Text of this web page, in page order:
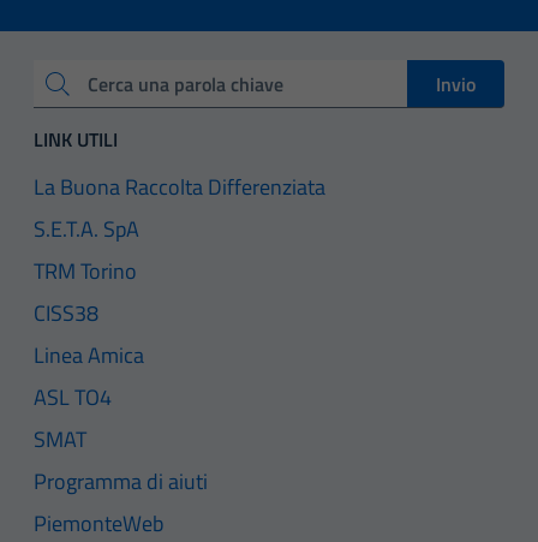
Cerca una parola chiave
Invio
LINK UTILI
La Buona Raccolta Differenziata
S.E.T.A. SpA
TRM Torino
CISS38
Linea Amica
ASL TO4
SMAT
Programma di aiuti
PiemonteWeb